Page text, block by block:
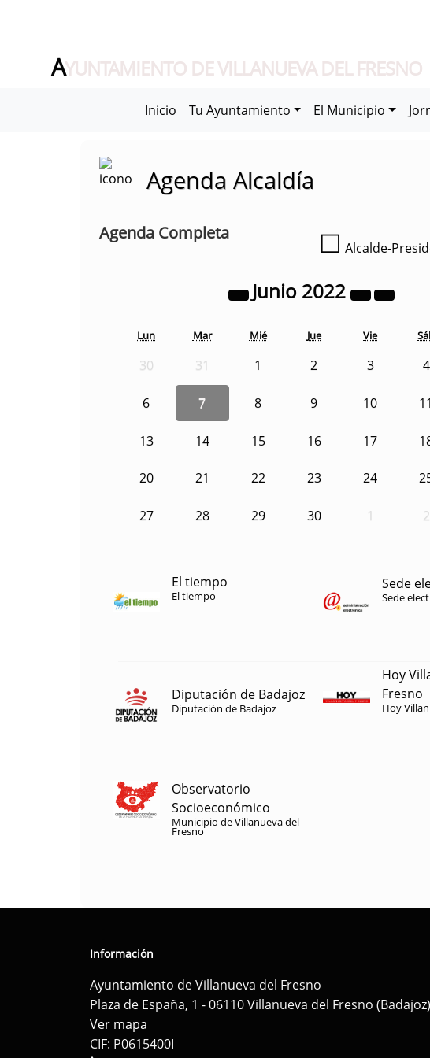
AYUNTAMIENTO DE VILLANUEVA DEL FRESNO
Inicio Tu Ayuntamiento El Municipio
Agenda Alcaldía
Agenda Completa ☐ Alcalde-
Junio 2022
Lun Mar Mié Jue Vie
30 31 1 2 3 4
6 7 8 9 10 11
13 14 15 16 17
20 21 22 23 24
27 28 29 30 1 2
El tiempo
El tiempo
Sede
Sede
Diputación de Badajoz
Diputación de Badajoz
Hoy
Fresno
Hoy
Observatorio
Socioeconómico
Municipio de Villanueva del
Fresno
Información
Ayuntamiento de Villanueva del Fresno
Plaza de España, 1 - 06110 Villanueva del Fresno (Badajoz)
Ver mapa
CIF: P0615400I